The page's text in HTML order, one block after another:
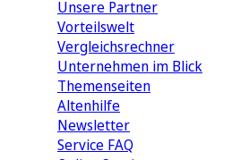
Unsere Partner
Vorteilswelt
Vergleichsrechner
Unternehmen im Blick
Themenseiten
Altenhilfe
Newsletter
Service FAQ